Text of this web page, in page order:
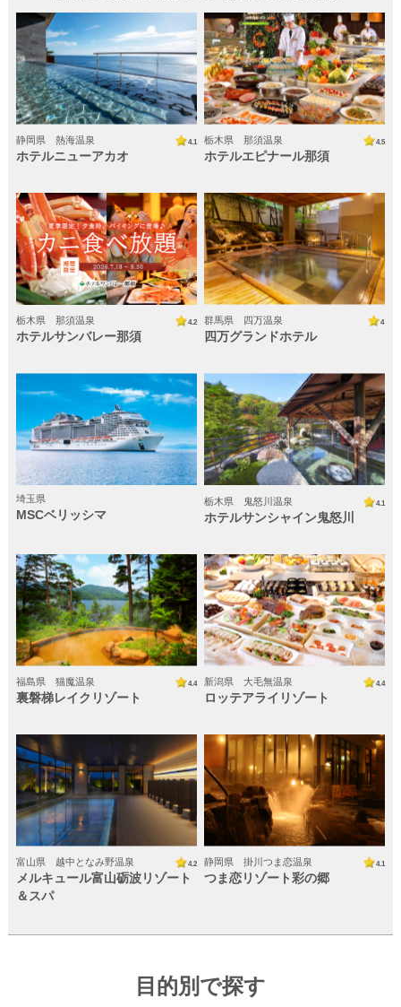
静岡県 熱海温泉 4.1
ホテルニューアカオ
栃木県 那須温泉 4.5
ホテルエピナール那須
栃木県 那須温泉 4.2
ホテルサンバレー那須
群馬県 四万温泉 4
四万グランドホテル
埼玉県
MSCベリッシマ
栃木県 鬼怒川温泉 4.1
ホテルサンシャイン鬼怒川
福島県 猫魔温泉 4.4
裏磐梯レイクリゾート
新潟県 大毛無温泉 4.4
ロッテアライリゾート
富山県 越中となみ野温泉 4.2
メルキュール富山砺波リゾート
＆スパ
静岡県 掛川つま恋温泉 4.1
つま恋リゾート彩の郷
ゆめやどランキング
ゆめやど限定プラン
目的別で探す